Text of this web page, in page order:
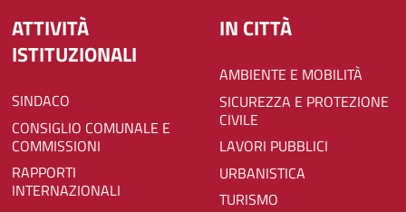
ATTIVITÀ
ISTITUZIONALI
SINDACO
CONSIGLIO COMUNALE E
COMMISSIONI
RAPPORTI
INTERNAZIONALI
IN CITTÀ
AMBIENTE E MOBILITÀ
SICUREZZA E PROTEZIONE
CIVILE
LAVORI PUBBLICI
URBANISTICA
TURISMO